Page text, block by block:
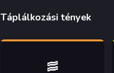
Táplálkozási tények
🥓